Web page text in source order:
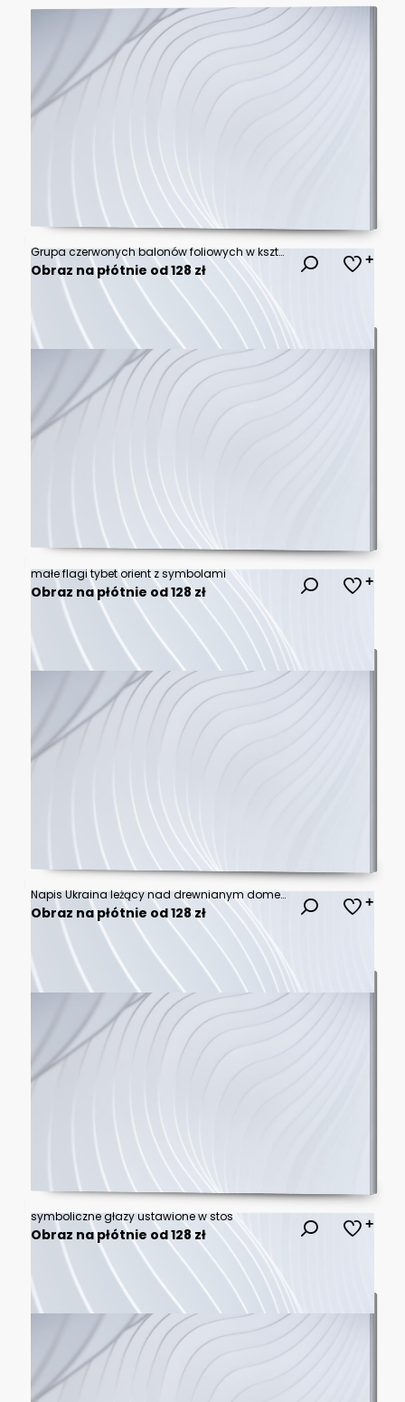
Grupa czerwonych balonów foliowych w kształcie serc, unoszących się na tle w odcieniach szarości, z przestrzenią na tekst po boku, idealna na Walentynkowe projekty.
Obraz na płótnie od 128 zł
małe flagi tybet orient z symbolami
Obraz na płótnie od 128 zł
Napis Ukraina leżący nad drewnianym domem i flagą Ukrainy - symboliczne znaczenie
Obraz na płótnie od 128 zł
symboliczne głazy ustawione w stos
Obraz na płótnie od 128 zł